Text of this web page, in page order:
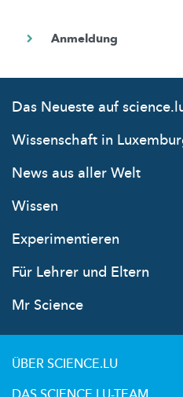
Das Neueste auf
Wissenschaft in
News aus aller Welt
Wissen
Experimentieren
Für Lehrer und Eltern
Mr Science
ÜBER SCIENCE.LU